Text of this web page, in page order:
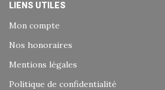
LIENS UTILES
Mon compte
Nos honoraires
Mentions légales
Politique de confidentialité